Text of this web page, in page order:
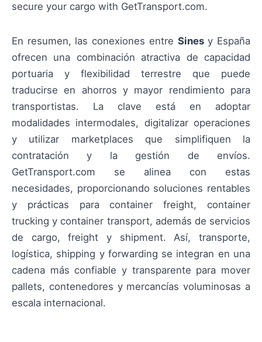
secure your cargo with GetTransport.com.
En resumen, las conexiones entre Sinesy España
ofrecen una combinación atractiva de capacidad
portuaria y flexibilidad terrestre que puede
traducirse en ahorros y mayor rendimiento para
transportistas. La clave está en adoptar
modalidades intermodales, digitalizar operaciones
y utilizar marketplaces que simplifiquen la
contratación y la gestión de envíos.
GetTransport.com se alinea con estas
necesidades, proporcionando soluciones rentables
y prácticas para container freight, container
trucking y container transport, además de servicios
de cargo, freight y shipment. Así, transporte,
logística, shipping y forwarding se integran en una
cadena más confiable y transparente para mover
pallets, contenedores y mercancías voluminosas a
escala internacional.